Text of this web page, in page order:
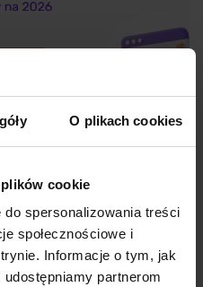
O plikach cookies
cookie
spersonalizowania treści
społecznościowe i
Informacje o tym, jak
partnerom
Wiktoria Władarz